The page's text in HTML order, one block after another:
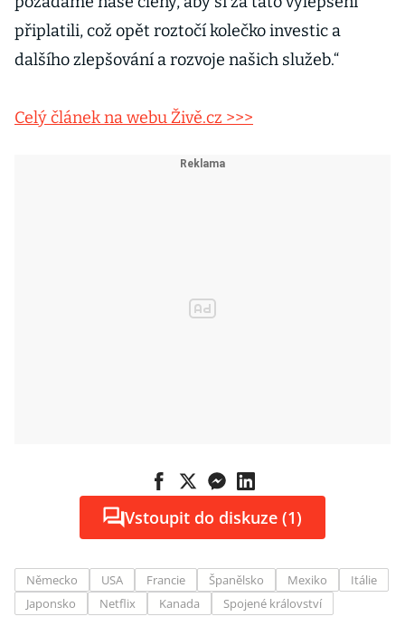
připlatili, což opět roztočí kolečko investic a
dalšího zlepšování a rozvoje našich služeb.“
Celý článek na webu Živě.cz >>>
Vstoupit do diskuze (1)
Německo USA Francie Španělsko Mexiko
Itálie
Japonsko
Netflix Kanada Spojené království